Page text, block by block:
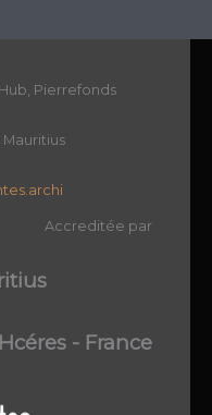
Pierrefonds
Accreditée par
Hcéres - France